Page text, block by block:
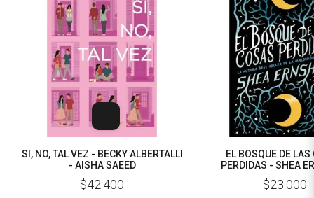
SI, NO, TAL VEZ - BECKY ALBERTALLI
- AISHA SAEED
$42.400
EL BOSQUE DE LAS
PERDIDAS - SHEA
$23.000